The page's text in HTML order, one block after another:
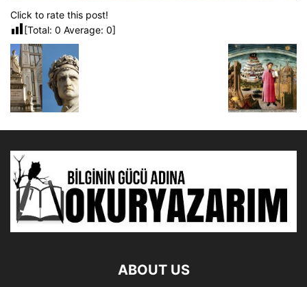
Click to rate this post!
[Total: 0 Average: 0]
ABOUT US